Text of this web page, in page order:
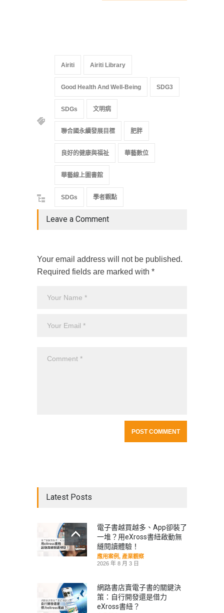
Airiti Airiti Library
Good Health And Well-Being SDG3
SDGs 文明病
聯合國永續發展目標 肥胖
良好的健康與福祉 華藝數位
華藝線上圖書館
SDGs 學者觀點
Leave a Comment
Your email address will not be published.
Required fields are marked with *
Latest Posts
電子書越買越多、App卻裝了
一堆？用eXross書紐啟動無
縫閱讀體驗！
應用案例, 產業觀察
2026 年 8 月 3 日
網路書店賣電子書的關鍵決
策：自行開發還是借力
eXross書紐？